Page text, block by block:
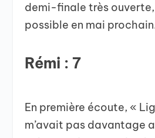
demi-finale très
possible en mai
Rémi : 7
En première écoute, «
m’avait pas davantage